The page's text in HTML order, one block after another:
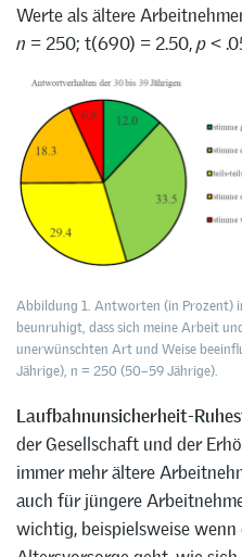
Werte als ältere
n = 250; t(690) = 2.50,p<
Abbildung 1. Antworten (in Prozent)
beunruhigt, dass sich meine Arbeit
unerwünschten Art und Weise
Jährige), n = 250 (50–59 Jährige).
Laufbahnunsicherheit-
der Gesellschaft und der
immer mehr ältere
auch für jüngere
wichtig, beispielsweise